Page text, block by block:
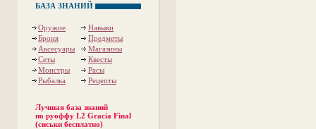
БАЗА ЗНАНИЙ
Оружие
Навыки
Броня
Предметы
Аксесуары
Магазины
Сеты
Квесты
Монстры
Расы
Рыбалка
Рецепты
Лучшая база знаний
по руоффу L2 Gracia Final
(сиськи бесплатно)